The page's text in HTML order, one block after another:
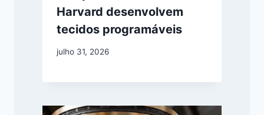
Harvard desenvolvem
tecidos programáveis
julho 31, 2026